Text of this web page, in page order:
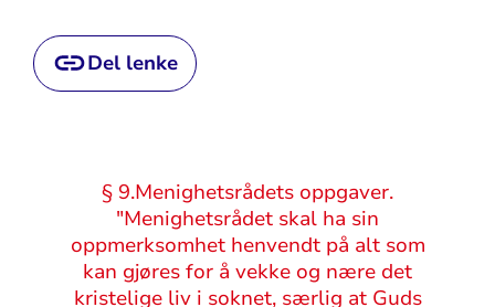
Del lenke
Sitat§ 9.Menighetsrådets oppgaver.
"Menighetsrådet skal ha sin
oppmerksomhet henvendt på alt som
kan gjøres for å vekke og nære det
kristelige liv i soknet, særlig at Guds